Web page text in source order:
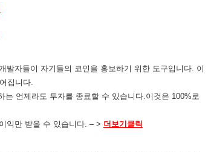
자들이 자기들의 코인을 홍보하기 위한 도구입니다. 이
집니다.
언제라도 투자를 종료할 수 있습니다.이것은 100%로
익만 받을 수 있습니다. – > 더보기클릭